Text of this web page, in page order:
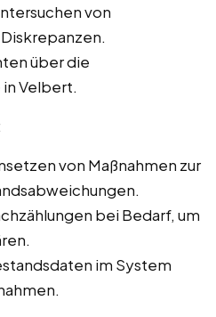
von
über die
Velbert.
von Maßnahmen zur
bei Bedarf, um
im System